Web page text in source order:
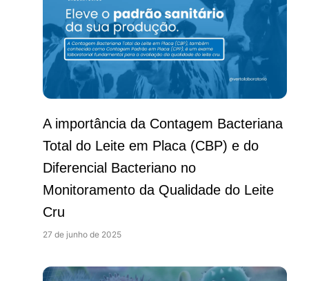
A importância da Contagem Bacteriana
Total do Leite em Placa (CBP) e do
Diferencial Bacteriano no
Monitoramento da Qualidade do Leite
Cru
27 de junho de 2025